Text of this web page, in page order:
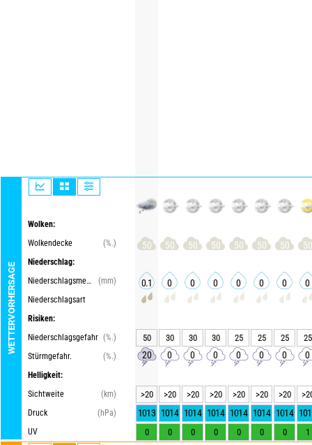
WETTERVORHERSAGE
Wolken:
Wolkendecke
(%.)
Niederschlag:
Niederschlagsmenge
(mm)
Niederschlagsart
Risiken:
Niederschlagsgefahr (%.)
Stürmgefahr.
(%.)
Helligkeit:
Sichtweite
(km)
Druck
(hPa)
UV
50 50 50 50 50 50 50 50
0.1 0 0 0 0 0 0 0
50 30 30 30 25 25 25 25
20 0 0 0 0 0 0 0
>20 >20 >20 >20 >20 >20 >20
1013 1014 1014 1014 1014 1014 1014
0 0 0 0 0 0 0 1